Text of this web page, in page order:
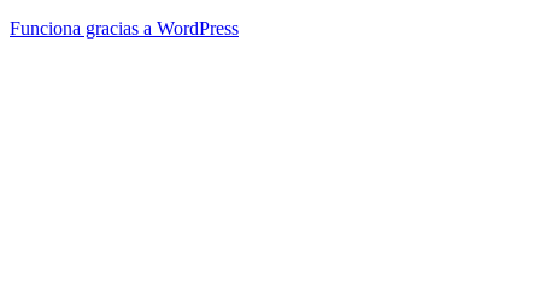
Funciona gracias a WordPress